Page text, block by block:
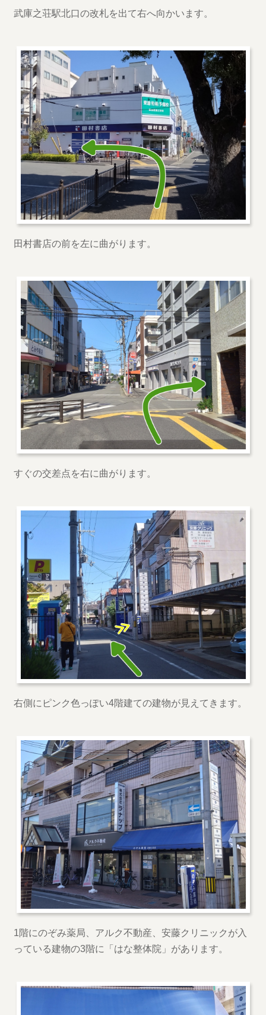
武庫之荘駅北口の改札を出て右へ向かいます。
田村書店の前を左に曲がります。
すぐの交差点を右に曲がります。
右側にピンク色っぽい4階建ての建物が見えてきます。
1階にのぞみ薬局、アルク不動産、安藤クリニックが入
っている建物の3階に「はな整体院」があります。